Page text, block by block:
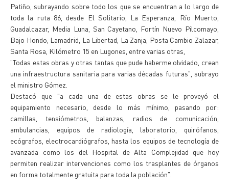
Patiño, subrayando sobre todo los que se encuentran a lo largo de
toda la ruta 86, desde El Solitario, La Esperanza, Río Muerto,
Guadalcazar, Media Luna, San Cayetano, Fortín Nuevo Pilcomayo,
Bajo Hondo, Lamadrid, La Libertad, La Zanja, Posta Cambio Zalazar,
Santa Rosa, Kilómetro 15 en Lugones, entre varias otras,
"Todas estas obras y otras tantas que pude haberme olvidado, crean
una infraestructura sanitaria para varias décadas futuras", subrayo
el ministro Gómez.
Destacó que "a cada una de estas obras se le proveyó el
equipamiento necesario, desde lo más mínimo, pasando por:
camillas, tensiómetros, balanzas, radios de comunicación,
ambulancias, equipos de radiología, laboratorio, quirófanos,
ecógrafos, electrocardiógrafos, hasta los equipos de tecnología de
avanzada como los del Hospital de Alta Complejidad que hoy
permiten realizar intervenciones como los trasplantes de órganos
en forma totalmente gratuita para toda la población".